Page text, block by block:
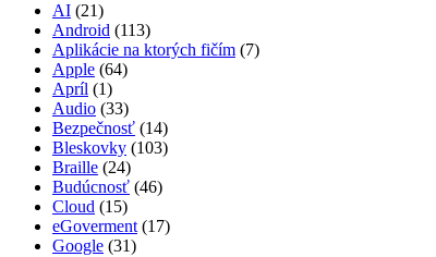
AI (21)
Android (113)
Aplikácie na ktorých fičím (7)
Apple (64)
Apríl (1)
Audio (33)
Bezpečnosť (14)
Bleskovky (103)
Braille (24)
Budúcnosť (46)
Cloud (15)
eGoverment (17)
Google (31)